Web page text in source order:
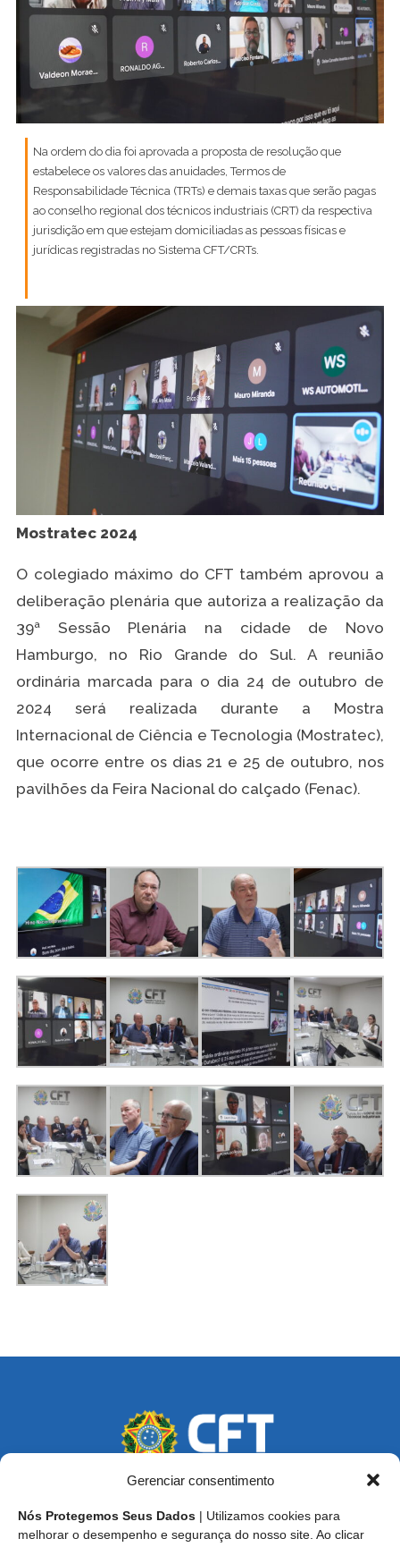
Gerenciar consentimento
Nós Protegemos Seus Dados | Utilizamos cookies para
melhorar o desempenho e segurança do nosso site. Ao clicar
Na ordem do dia foi aprovada a proposta de resolução que
estabelece os valores das anuidades, Termos de
Responsabilidade Técnica (TRTs) e demais taxas que serão pagas
ao conselho regional dos técnicos industriais (CRT) da respectiva
jurisdição em que estejam domiciliadas as pessoas físicas e
jurídicas registradas no Sistema CFT/CRTs.
Mostratec 2024
O colegiado máximo do CFT também aprovou a
deliberação plenária que autoriza a realização da
39ª Sessão Plenária na cidade de Novo
Hamburgo, no Rio Grande do Sul. A reunião
ordinária marcada para o dia 24 de outubro de
2024 será realizada durante a Mostra
Internacional de Ciência e Tecnologia (Mostratec),
que ocorre entre os dias 21 e 25 de outubro, nos
pavilhões da Feira Nacional do calçado (Fenac).
Endereço: SCS, Quadra 02, Bloco D, Ed. Oscar Niemeyer,